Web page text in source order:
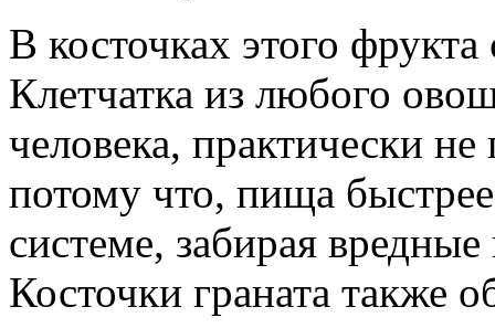
В косточках этого
Клетчатка из любого
человека, практически
потому что, пища
системе, забирая
Косточки граната также